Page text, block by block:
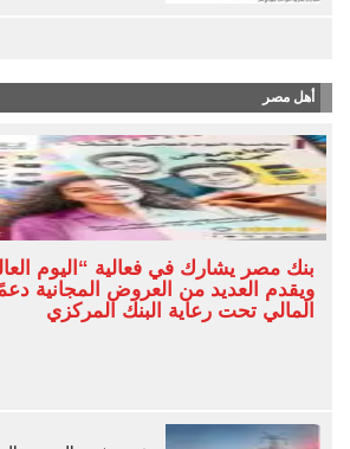
أهل مصر
بنك مصر يشارك في فعالية “اليوم
ويقدم العديد من العروض المجانية
المالي تحت رعاية البنك المركزي